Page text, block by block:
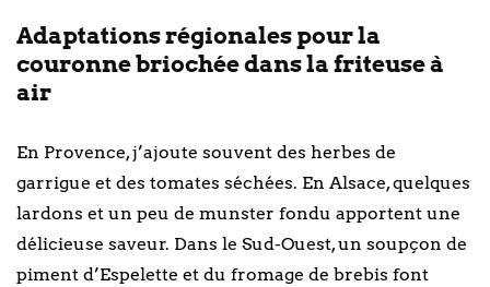
Adaptations régionales pour la
couronne briochée dans la friteuse à
air
En Provence, j’ajoute souvent des herbes de
garrigue et des tomates séchées. En Alsace, quelques
lardons et un peu de munster fondu apportent une
délicieuse saveur. Dans le Sud-Ouest, un soupçon de
piment d’Espelette et du fromage de brebis font